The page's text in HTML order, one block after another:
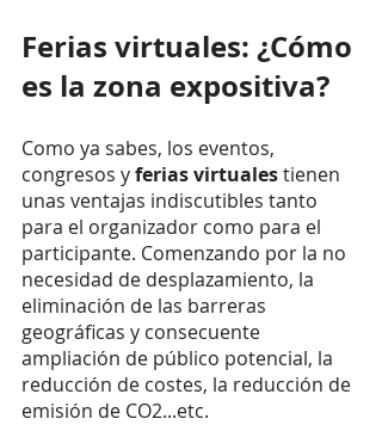
Ferias virtuales: ¿Cómo
es la zona expositiva?
Como ya sabes, los eventos,
congresos y ferias virtuales tienen
unas ventajas indiscutibles tanto
para el organizador como para el
participante. Comenzando por la no
necesidad de desplazamiento, la
eliminación de las barreras
geográficas y consecuente
ampliación de público potencial, la
reducción de costes, la reducción de
emisión de CO2...etc.